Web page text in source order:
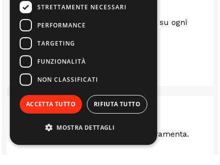
Sempre al top.. gentili e disponibili su ogni
questione
LUIS
Ottima rivenditi stufe camini e ferramenta.
STRETTAMENTE NECESSARI
PERFORMANCE
TARGETING
FUNZIONALITÀ
NON CLASSIFICATI
ACCETTA TUTTO RIFIUTA TUTTO
MOSTRA DETTAGLI